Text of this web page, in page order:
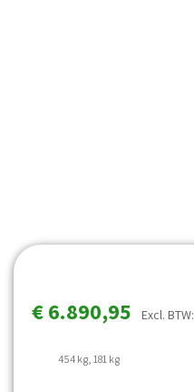
€6.890,95 Excl. BTW:
454 kg, 181 kg